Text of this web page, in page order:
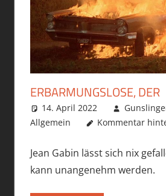
ERBARMUNGSLOSE, DER
14. April 2022
Allgemein
Kommentar
Jean Gabin lässt sich nix
kann unangenehm werden.